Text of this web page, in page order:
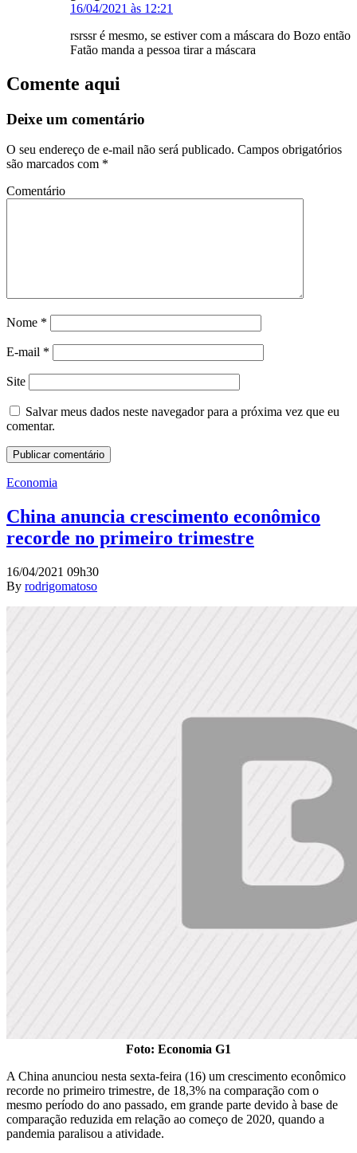
16/04/2021 às 12:21
rsrssr é mesmo, se estiver com a máscara do Bozo então
Fatão manda a pessoa tirar a máscara
Comente aqui
Deixe um comentário
O seu endereço de e-mail não será publicado. Campos obrigatórios
são marcados com *
Comentário
Nome *
E-mail *
Site
Salvar meus dados neste navegador para a próxima vez que eu
comentar.
Economia
China anuncia crescimento econômico
recorde no primeiro trimestre
16/04/2021 09h30
By rodrigomatoso
Foto: Economia G1
A China anunciou nesta sexta-feira (16) um crescimento econômico
recorde no primeiro trimestre, de 18,3% na comparação com o
mesmo período do ano passado, em grande parte devido à base de
comparação reduzida em relação ao começo de 2020, quando a
pandemia paralisou a atividade.